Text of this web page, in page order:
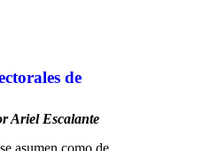
de
Ariel Escalante
asumen como de